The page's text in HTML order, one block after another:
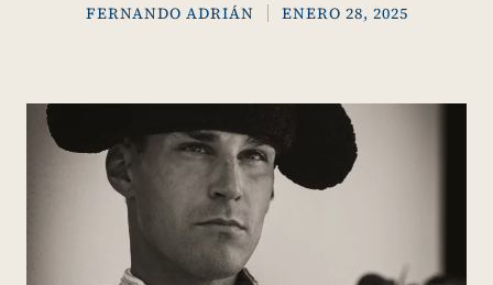
FERNANDO ADRIÁN ENERO 28, 2025